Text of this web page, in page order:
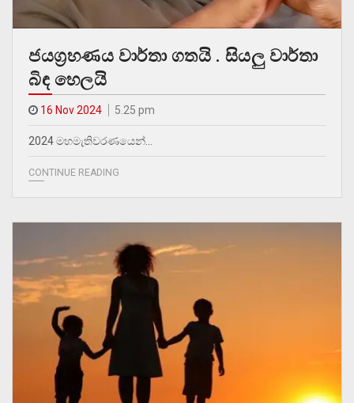
ජයග්‍රහණය වාර්තා ගතයි . සියලු වාර්තා
බිඳ හෙලයි
16 Nov 2024 5.25 pm
2024 මහමැතිවරණයෙන්…
CONTINUE READING